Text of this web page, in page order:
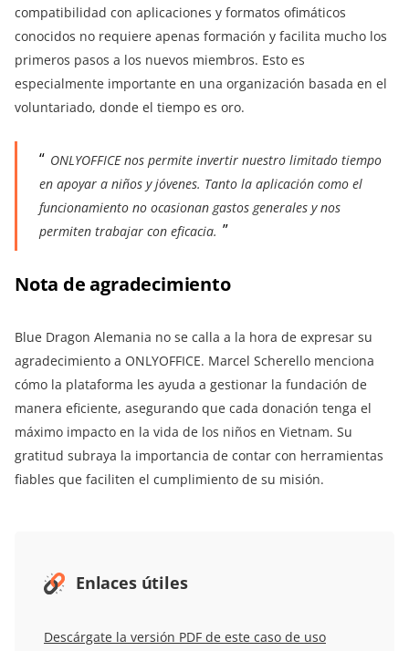
compatibilidad con aplicaciones y formatos ofimáticos
conocidos no requiere apenas formación y facilita mucho los
primeros pasos a los nuevos miembros. Esto es
especialmente importante en una organización basada en el
voluntariado, donde el tiempo es oro.
ONLYOFFICE nos permite invertir nuestro limitado tiempo
en apoyar a niños y jóvenes. Tanto la aplicación como el
funcionamiento no ocasionan gastos generales y nos
permiten trabajar con eficacia.
Nota de agradecimiento
Blue Dragon Alemania no se calla a la hora de expresar su
agradecimiento a ONLYOFFICE. Marcel Scherello menciona
cómo la plataforma les ayuda a gestionar la fundación de
manera eficiente, asegurando que cada donación tenga el
máximo impacto en la vida de los niños en Vietnam. Su
gratitud subraya la importancia de contar con herramientas
fiables que faciliten el cumplimiento de su misión.
Enlaces útiles
Descárgate la versión PDF de este caso de uso